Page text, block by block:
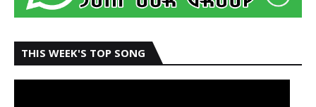
THIS WEEK'S TOP SONG